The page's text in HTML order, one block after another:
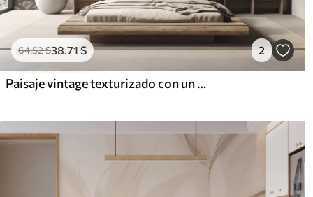
64.52S38.71 S 2
Paisaje vintage texturizado con un árbol cerca de un río y un cielo nublado, arte de la naturaleza en tonos sepia